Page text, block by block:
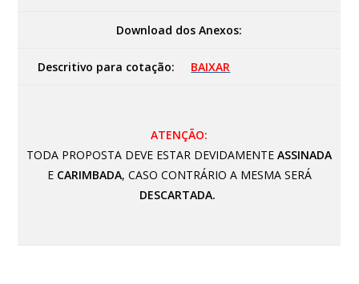
Download dos Anexos:
Descritivo para cotação: BAIXAR
ATENÇÃO:
TODA PROPOSTA DEVE ESTAR DEVIDAMENTEASSINADA
E CARIMBADA, CASO CONTRÁRIO A MESMA SERÁ
DESCARTADA.